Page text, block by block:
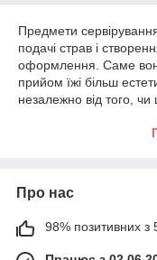
Предмети
подачі страв і
оформлення. Саме
прийом їжі більш
незалежно від того,
У категорії
аксесуари, які
Для виготовлення
кераміка, скло, метал і
Про нас
98% позитивних з